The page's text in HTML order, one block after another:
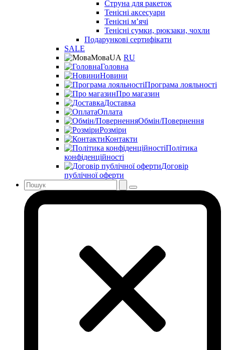
Струна для ракеток
Тенісні аксесуари
Тенісні мʼячі
Тенісні сумки, рюкзаки, чохли
Подарункові сертифікати
SALE
МоваUA RU
Головна
Новини
Програма лояльності
Про магазин
Доставка
Оплата
Обмін/Повернення
Розміри
Контакти
Політика
конфіденційності
Договір
публічної оферти